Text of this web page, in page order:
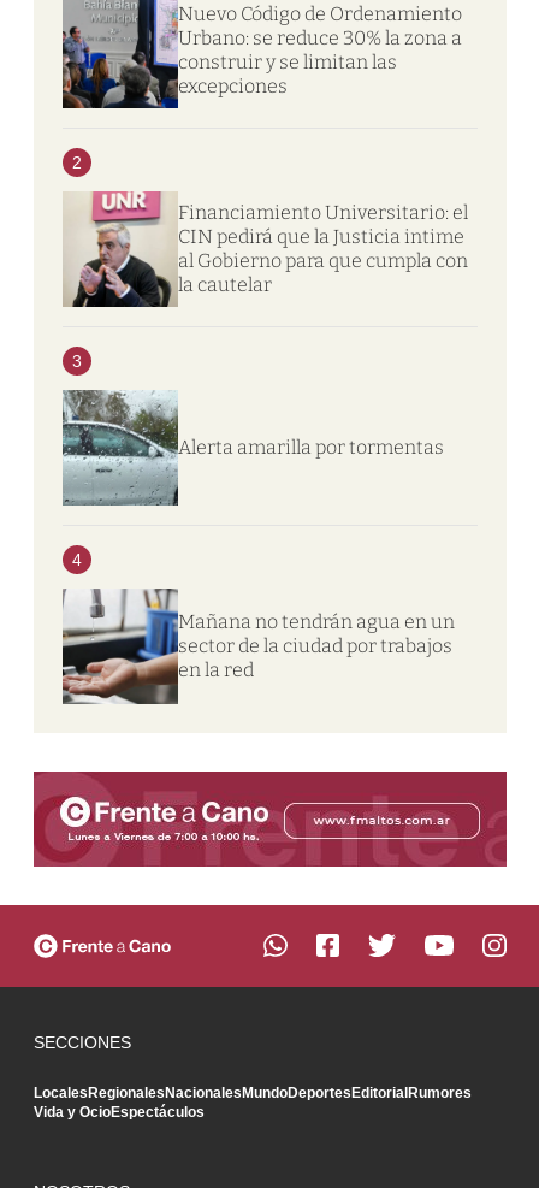
Nuevo Código de Ordenamiento
Urbano: se reduce 30% la zona a
construir y se limitan las
excepciones
2
Financiamiento Universitario: el
CIN pedirá que la Justicia intime
al Gobierno para que cumpla con
la cautelar
3
Alerta amarilla por tormentas
4
Mañana no tendrán agua en un
sector de la ciudad por trabajos
en la red
SECCIONES
LocalesRegionalesNacionalesMundoDeportesEditorialRumores
Vida y OcioEspectáculos